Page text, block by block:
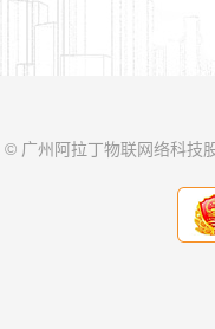
广州阿拉丁物联网络科技